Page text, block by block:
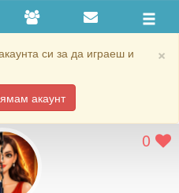
×
си за да играеш и
акаунт
0